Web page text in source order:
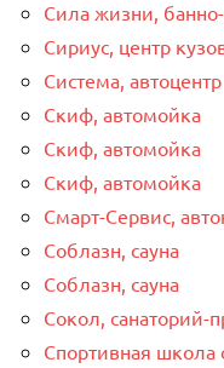
Сила жизни,
Сириус, центр
Система, автоцентр
Скиф, автомойка
Скиф, автомойка
Скиф, автомойка
Смарт-Сервис,
Соблазн, сауна
Соблазн, сауна
Сокол, санаторий-
Спортивная